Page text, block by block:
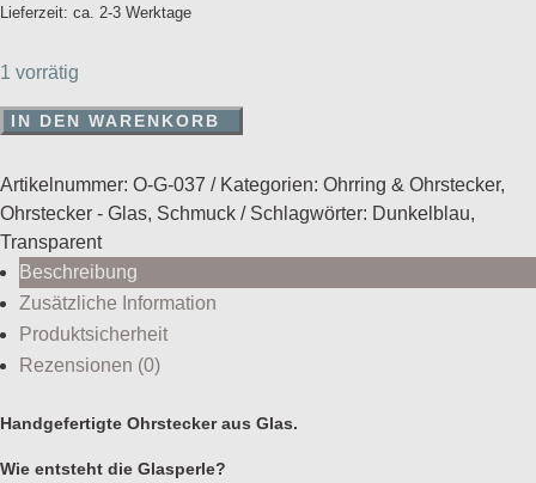
Lieferzeit: ca. 2-3 Werktage
1 vorrätig
Ohrstecker
Glas
Menge
IN DEN WARENKORB
Artikelnummer: O-G-037 Kategorien: Ohrring & Ohrstecker,
Ohrstecker - Glas, Schmuck Schlagwörter: Dunkelblau,
Transparent
Beschreibung
Zusätzliche Information
Produktsicherheit
Rezensionen (0)
Handgefertigte Ohrstecker aus Glas.
Wie entsteht die Glasperle?